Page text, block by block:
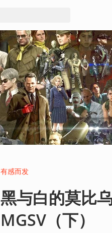
有感而发
黑与白的莫比
MGSV（下）